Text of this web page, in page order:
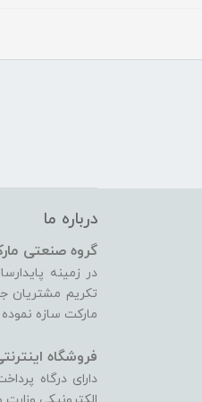
درباره ما
گروه صنعتی
تکریم مشتریان
مارکت سازه
فروشگاه
دارای درگاه